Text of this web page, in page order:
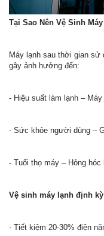
Tại Sao Nên Vệ Sinh
Máy lạnh sau thời gian sử
gây ảnh hưởng đến:
- Hiệu suất làm lạnh –
- Sức khỏe người dùng –
- Tuổi thọ máy – Hỏng
Vệ sinh máy lạnh định
- Tiết kiệm 20-30% điện